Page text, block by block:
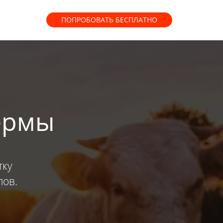
ПОПРОБОВАТЬ БЕСПЛАТНО